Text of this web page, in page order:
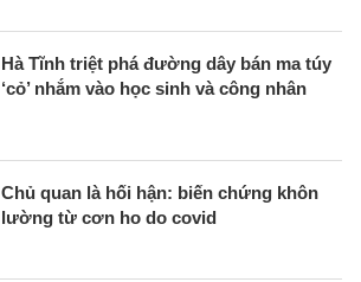
Hà Tĩnh triệt phá đường dây bán ma túy
‘cỏ’ nhắm vào học sinh và công nhân
Chủ quan là hối hận: biến chứng khôn
lường từ cơn ho do covid